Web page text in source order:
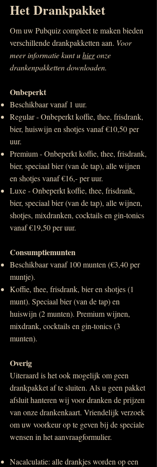
Het Drankpakket
Om uw Pubquiz compleet te maken bieden
verschillende drankpakketten aan. Voor
meer informatie kunt uhieronze
drankenpakketten downloaden.
Onbeperkt
Beschikbaar vanaf 1 uur.
Regular - Onbeperkt koffie, thee, frisdrank,
bier, huiswijn en shotjes vanaf €10,50 per
uur.
Premium - Onbeperkt koffie, thee, frisdrank,
bier, speciaal bier (van de tap), alle wijnen
en shotjes vanaf €16,- per uur.
Luxe - Onbeperkt koffie, thee, frisdrank,
bier, speciaal bier (van de tap), alle wijnen,
shotjes, mixdranken, cocktails en gin-tonics
vanaf €19,50 per uur.
Consumptiemunten
Beschikbaar vanaf 100 munten (€3,40 per
muntje).
Koffie, thee, frisdrank, bier en shotjes (1
munt). Speciaal bier (van de tap) en
huiswijn (2 munten). Premium wijnen,
mixdrank, cocktails en gin-tonics (3
munten).
Overig
Uiteraard is het ook mogelijk om geen
drankpakket af te sluiten. Als u geen pakket
afsluit hanteren wij voor dranken de prijzen
van onze drankenkaart. Vriendelijk verzoek
om uw voorkeur op te geven bij de speciale
wensen in het aanvraagformulier.
Nacalculatie: alle drankjes worden op een